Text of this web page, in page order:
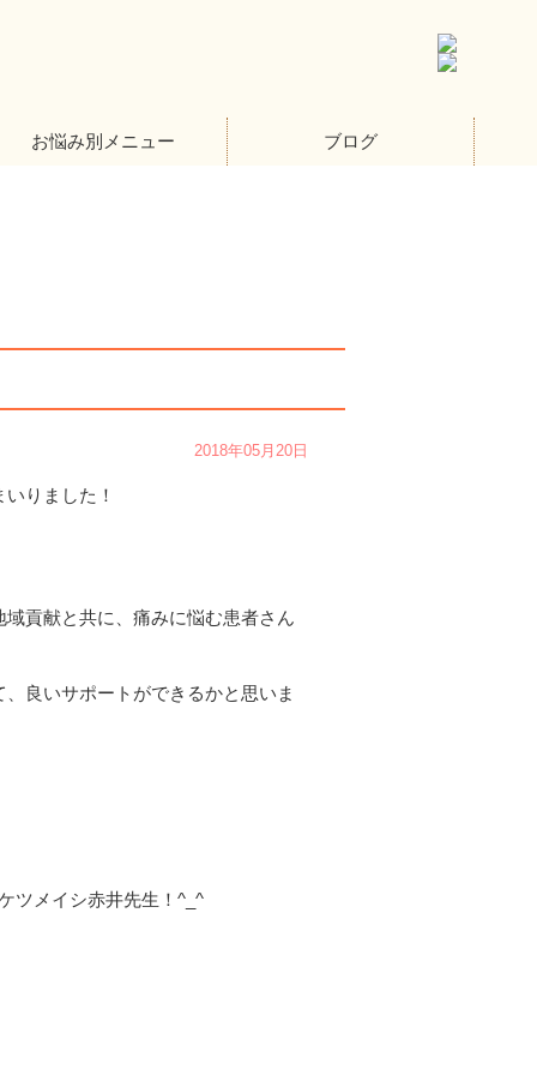
お悩み別メニュー ブログ
2018年05月20日
りました！
貢献と共に、痛みに悩む患者さん
良いサポートができるかと思いま
ツメイシ赤井先生！^_^